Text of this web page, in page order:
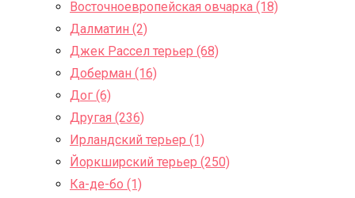
Восточноевропейская овчарка (18)
Далматин (2)
Джек Рассел терьер (68)
Доберман (16)
Дог (6)
Другая (236)
Ирландский терьер (1)
Йоркширский терьер (250)
Ка-де-бо (1)